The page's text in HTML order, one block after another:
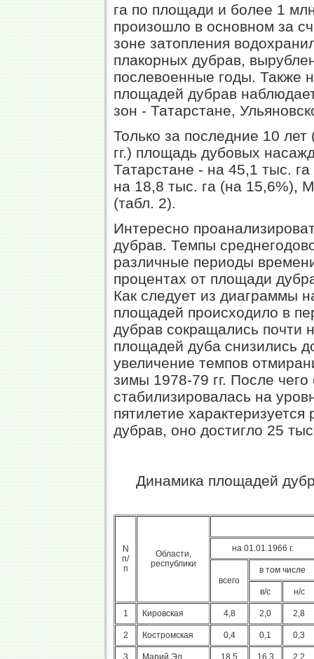
га по площади и более 1
произошло в основном за
зоне затопления
плакорных дубрав,
послевоенные годы. Также
площадей дубрав
зон - Татарстане,
Только за последние 10
гг.) площадь дубовых
Татарстане - на 45,1 тыс.
на 18,8 тыс. га (на 15,6%),
(табл. 2).
Интересно
дубрав. Темпы
различные периоды
процентах от площади
Как следует из диаграммы
площадей происходило в
дубрав сокращались почти
площадей дуба снизились
увеличение темпов
зимы 1978-79 гг. После
стабилизировалась на
пятилетие
дубрав, оно достигло 25
Динамика площадей
N
п/
п
Области,
республики
на 01.01.1966 г.
всего
в том числе
в/с н/с
1 Кировская 4,8 2,0 2,8
2 Костромская 0,4 0,1 0,3
3 Марий Эл 18,5 16,3 2,2